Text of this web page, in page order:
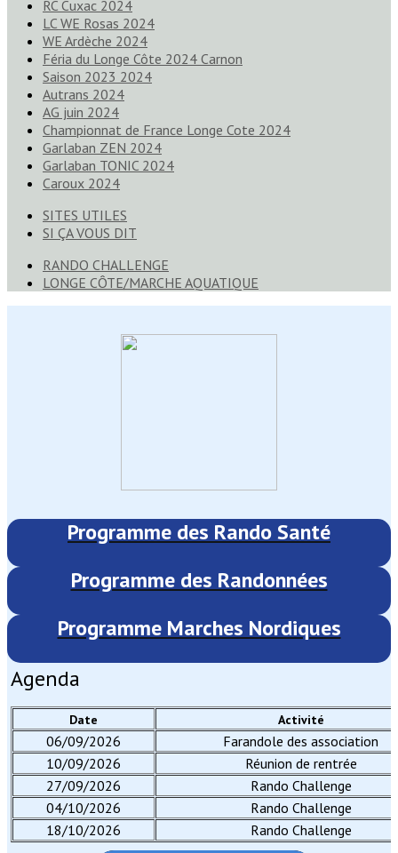
RC Cuxac 2024
LC WE Rosas 2024
WE Ardèche 2024
Féria du Longe Côte 2024 Carnon
Saison 2023 2024
Autrans 2024
AG juin 2024
Championnat de France Longe Cote 2024
Garlaban ZEN 2024
Garlaban TONIC 2024
Caroux 2024
SITES UTILES
SI ÇA VOUS DIT
RANDO CHALLENGE
LONGE CÔTE/MARCHE AQUATIQUE
Programme des Rando Santé
Programme des Randonnées
Programme Marches Nordiques
Agenda
Date Activité
06/09/2026
Farandole des association
10/09/2026
Réunion de rentrée
27/09/2026
Rando Challenge
04/10/2026
Rando Challenge
18/10/2026
Rando Challenge